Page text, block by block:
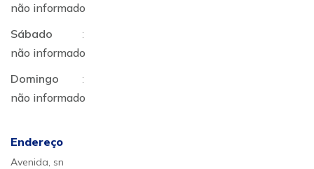
não informado
Sábado
:
não informado
Domingo
:
não informado
Endereço
Avenida, sn